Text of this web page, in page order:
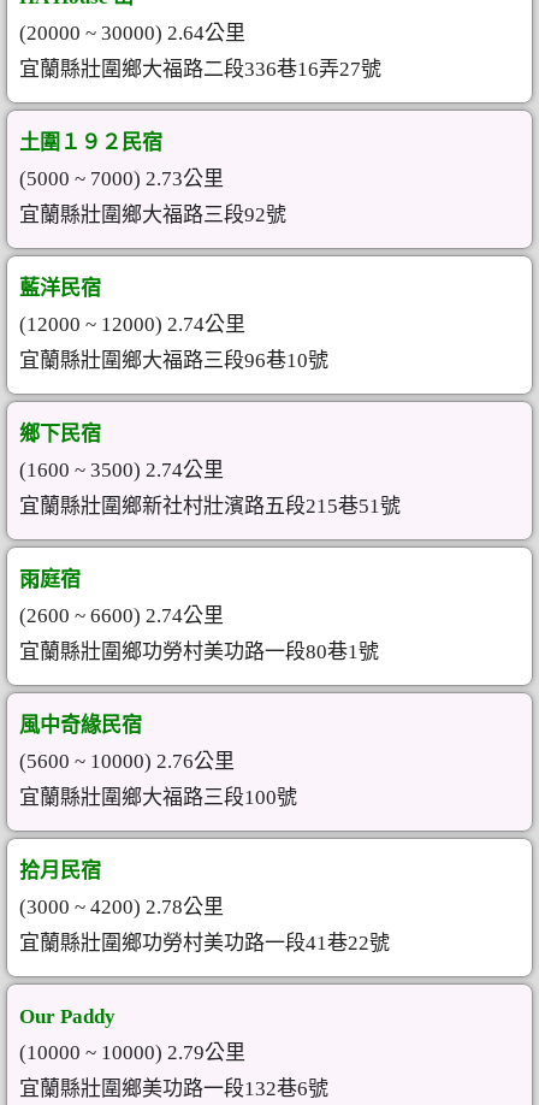
(20000 ~ 30000) 2.64公里
宜蘭縣壯圍鄉大福路二段336巷16弄27號
土圍１９２民宿
(5000 ~ 7000) 2.73公里
宜蘭縣壯圍鄉大福路三段92號
藍洋民宿
(12000 ~ 12000) 2.74公里
宜蘭縣壯圍鄉大福路三段96巷10號
鄉下民宿
(1600 ~ 3500) 2.74公里
宜蘭縣壯圍鄉新社村壯濱路五段215巷51號
雨庭宿
(2600 ~ 6600) 2.74公里
宜蘭縣壯圍鄉功勞村美功路一段80巷1號
風中奇緣民宿
(5600 ~ 10000) 2.76公里
宜蘭縣壯圍鄉大福路三段100號
拾月民宿
(3000 ~ 4200) 2.78公里
宜蘭縣壯圍鄉功勞村美功路一段41巷22號
Our Paddy
(10000 ~ 10000) 2.79公里
宜蘭縣壯圍鄉美功路一段132巷6號